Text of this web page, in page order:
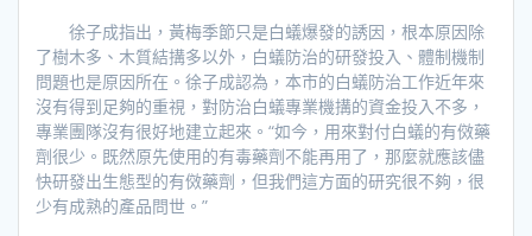
徐子成指出，黃梅季節只是白蟻爆發的誘因，根本原因除
了樹木多、木質結搆多以外，白蟻防治的研發投入、體制機制
問題也是原因所在。徐子成認為，本市的白蟻防治工作近年來
沒有得到足夠的重視，對防治白蟻專業機搆的資金投入不多，
專業團隊沒有很好地建立起來。“如今，用來對付白蟻的有傚藥
劑很少。既然原先使用的有毒藥劑不能再用了，那麼就應該儘
快研發出生態型的有傚藥劑，但我們這方面的研究很不夠，很
少有成熟的產品問世。”